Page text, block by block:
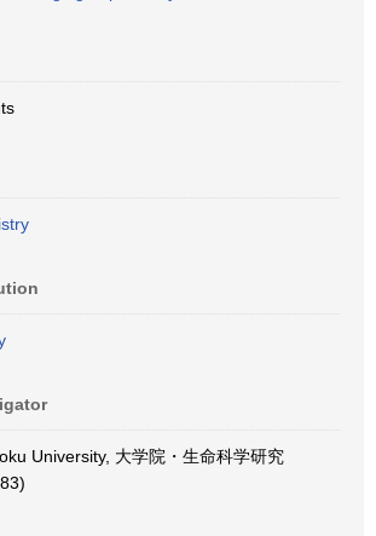
University, 大学院・生命科学研究